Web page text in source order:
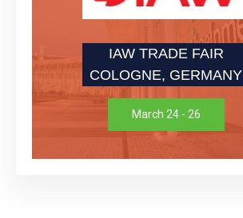
IAW TRADE FAIR
COLOGNE, GERMANY
March 24 - 26